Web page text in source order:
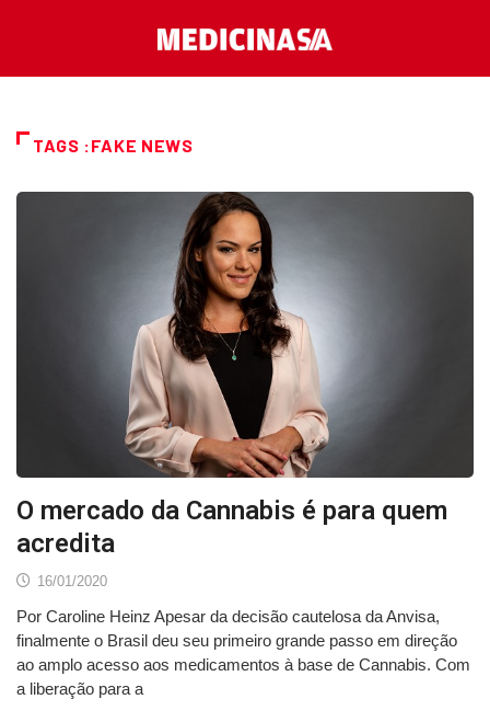
TAGS :FAKE NEWS
O mercado da Cannabis é para quem
acredita
16/01/2020
Por Caroline Heinz Apesar da decisão cautelosa da Anvisa,
finalmente o Brasil deu seu primeiro grande passo em direção
ao amplo acesso aos medicamentos à base de Cannabis. Com
a liberação para a